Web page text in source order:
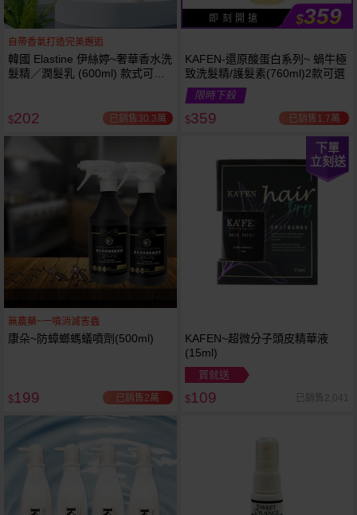
自帶香氣打造完美邂逅
韓國 Elastine 伊絲婷~奢華香水洗
髮精／潤髮乳 (600ml) 款式可選
$202 已銷售30.3萬
即 刻 開 搶 $359
KAFEN-還原酸蛋白系列~ 蝸牛極
致洗髮精/護髮素(760ml)2款可選
限時下殺
$359 已銷售1.7萬
無農藥~一噴消滅害蟲
康朵~防蟑螂螞蟻噴劑(500ml)
$199 已銷售2萬
下單
立刻送
KAFEN~超微分子頭皮精華液
(15ml)
買就送
$109 已銷售2,041